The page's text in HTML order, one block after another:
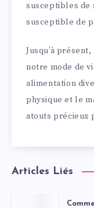
susceptibles de
susceptible de
Jusqu’à
notre mode de
alimentation
physique et le
atouts précieux
Articles Liés